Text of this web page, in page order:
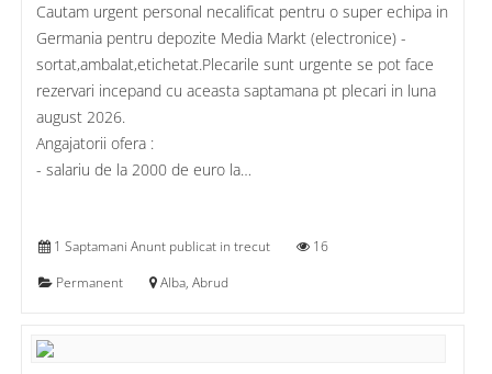
Cautam urgent personal necalificat pentru o super echipa in
Germania pentru depozite Media Markt (electronice) -
sortat,ambalat,etichetat.Plecarile sunt urgente se pot face
rezervari incepand cu aceasta saptamana pt plecari in luna
august 2026.
Angajatorii ofera :
- salariu de la 2000 de euro la…
1 Saptamani Anunt publicat in trecut
16
Permanent
Alba, Abrud